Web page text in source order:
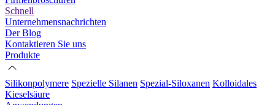
Schnell
Unternehmensnachrichten
Der Blog
Kontaktieren Sie uns
Produkte
Silikonpolymere Spezielle Silanen Spezial-Siloxanen Kolloidales
Kieselsäure